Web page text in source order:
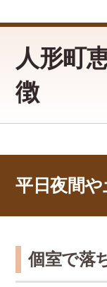
人形町
徴
平日夜間
個室で落